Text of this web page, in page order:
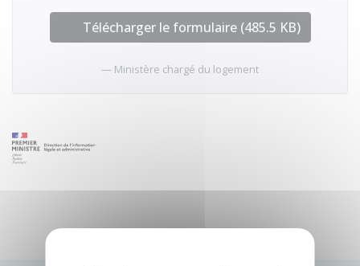
Télécharger le formulaire (485.5 KB)
Ministère chargé du logement